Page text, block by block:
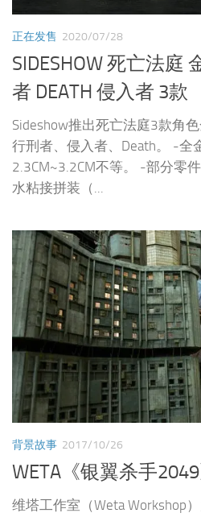
正在发售 2020/07/28
SIDESHOW 死亡法庭
者 DEATH 侵入者 3款
Sideshow推出死亡法庭3款角
行刑者、侵入者、Death。 -全
2.3CM~3.2CM不等。 -部分零
水粘接拼装（...
背景故事 2017/10/26
WETA《银翼杀手
维塔工作室（Weta Workshop